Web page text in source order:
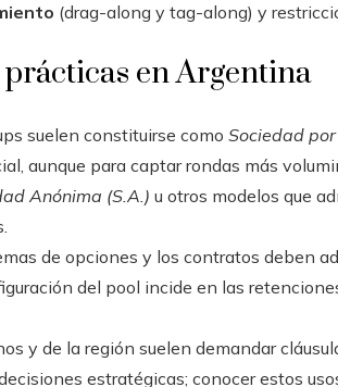
(drag-along y tag-along) y
en Argentina
suelen constituirse como Sociedad
aunque para captar rondas más
Anónima (S.A.) u otros modelos que
de opciones y los contratos deben
del pool incide en las
y de la región suelen demandar
estratégicas; conocer estos